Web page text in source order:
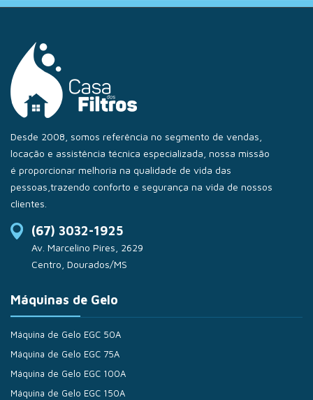
Desde 2008, somos referência no segmento de vendas,
locação e assistência técnica especializada, nossa missão
é proporcionar melhoria na qualidade de vida das
pessoas,trazendo conforto e segurança na vida de nossos
clientes.
(67) 3032-1925
Av. Marcelino Pires, 2629
Centro, Dourados/MS
Máquinas de Gelo
Máquina de Gelo EGC 50A
Máquina de Gelo EGC 75A
Máquina de Gelo EGC 100A
Máquina de Gelo EGC 150A